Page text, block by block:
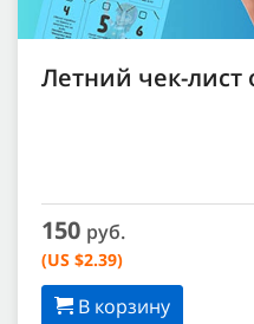
Летний чек-лист
150 руб.
(US $2.39)
В корзину